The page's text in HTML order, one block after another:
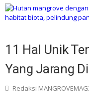
11 Hal Unik
Yang Jarang
Redaksi